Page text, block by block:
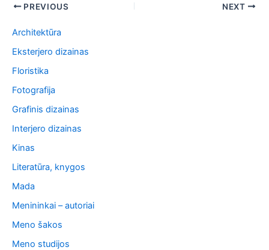
PostPREVIOUS NEXT
Architektūra
Eksterjero dizainas
Floristika
Fotografija
Grafinis dizainas
Interjero dizainas
Kinas
Literatūra, knygos
Mada
Menininkai – autoriai
Meno šakos
Meno studijos